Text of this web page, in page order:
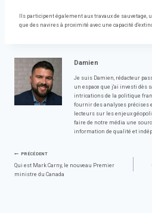
Ils participent également aux travaux de sauvetage,
que des navires à proximité avec une capacité
Damien
Je suis Damien, rédacteur
un espace que j'ai investi dès
intrications de la politique
fournir des analyses précises
lecteurs sur les enjeux
faire de notre média une
information de qualité et
Navigation
PRÉCÉDENT
Qui est Mark Carny, le nouveau Premier
ministre du Canada